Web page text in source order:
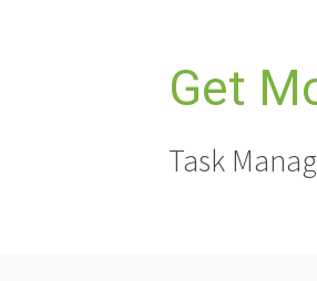
Get
Task